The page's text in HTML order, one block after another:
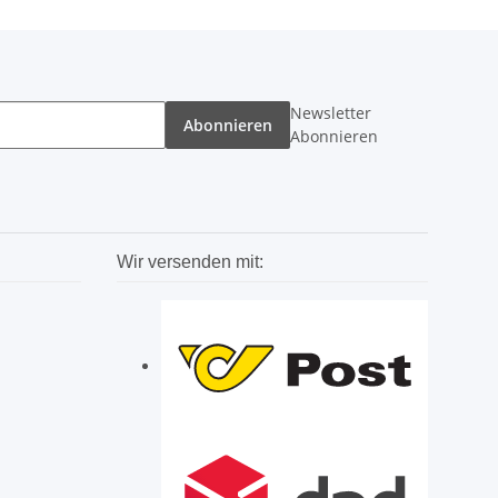
Abonnieren
Newsletter
Abonnieren
Wir versenden mit: